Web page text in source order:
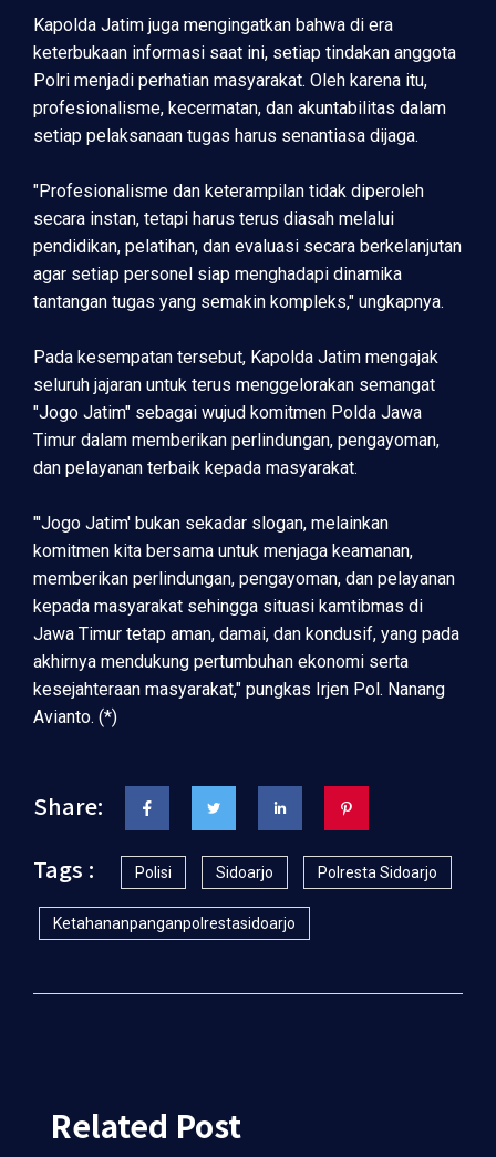
Kapolda Jatim juga mengingatkan bahwa di era
keterbukaan informasi saat ini, setiap tindakan anggota
Polri menjadi perhatian masyarakat. Oleh karena itu,
profesionalisme, kecermatan, dan akuntabilitas dalam
setiap pelaksanaan tugas harus senantiasa dijaga.
"Profesionalisme dan keterampilan tidak diperoleh
secara instan, tetapi harus terus diasah melalui
pendidikan, pelatihan, dan evaluasi secara berkelanjutan
agar setiap personel siap menghadapi dinamika
tantangan tugas yang semakin kompleks," ungkapnya.
Pada kesempatan tersebut, Kapolda Jatim mengajak
seluruh jajaran untuk terus menggelorakan semangat
"Jogo Jatim" sebagai wujud komitmen Polda Jawa
Timur dalam memberikan perlindungan, pengayoman,
dan pelayanan terbaik kepada masyarakat.
"'Jogo Jatim' bukan sekadar slogan, melainkan
komitmen kita bersama untuk menjaga keamanan,
memberikan perlindungan, pengayoman, dan pelayanan
kepada masyarakat sehingga situasi kamtibmas di
Jawa Timur tetap aman, damai, dan kondusif, yang pada
akhirnya mendukung pertumbuhan ekonomi serta
kesejahteraan masyarakat," pungkas Irjen Pol. Nanang
Avianto. (*)
Share:
Tags :
Polisi Sidoarjo Polresta Sidoarjo
Ketahananpanganpolrestasidoarjo
Related Post